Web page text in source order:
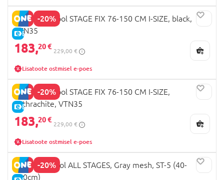
-20%
E-HIND
MILLI turvatool STAGE FIX 76-150 CM I-SIZE, black,
VTN35
183,20 €
229,00 €
Lisatoote ostmisel e-poes
-20%
E-HIND
MILLI turvatool STAGE FIX 76-150 CM I-SIZE,
anthrachite, VTN35
183,20 €
229,00 €
Lisatoote ostmisel e-poes
-20%
MILLI Autotool ALL STAGES, Gray mesh, ST-5 (40-
150cm)